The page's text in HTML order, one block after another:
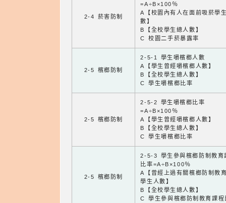
2-4 菸害防制
=A÷B×100％
A【校園內有人在面前吸菸學
數】
B【全校學生總人數】
C 校園二手菸暴露率
2-5 檳榔防制
2-5-1 學生嚼檳榔人數
A【學生曾經嚼檳榔人數】
B【全校學生總人數】
C 學生嚼檳榔比率
2-5 檳榔防制
2-5-2 學生嚼檳榔比率
=A÷B×100％
A【學生曾經嚼檳榔人數】
B【全校學生總人數】
C 學生嚼檳榔比率
2-5 檳榔防制
2-5-3 學生參與檳榔防制教育
比率=A÷B×100％
A【曾經上過有關檳榔防制教
學生人數】
B【全校學生總人數】
C 學生參與檳榔防制教育課程